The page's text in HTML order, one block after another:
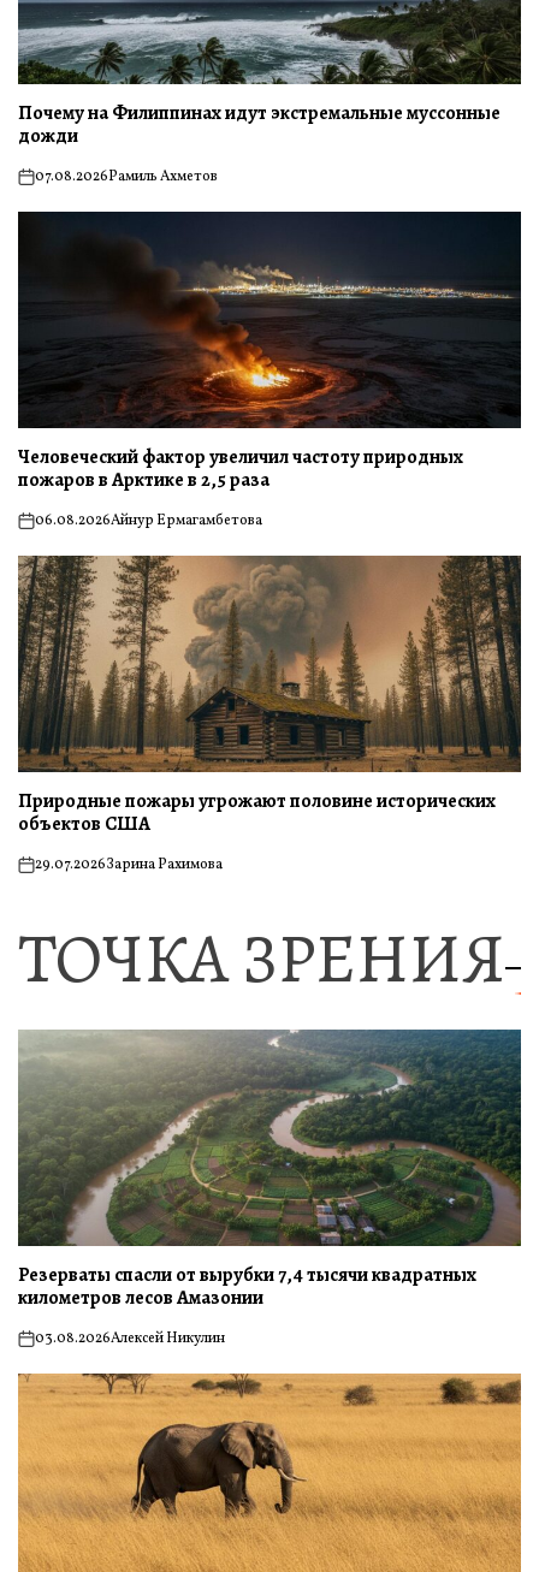
Почему на Филиппинах идут экстремальные муссонные
дожди
on07.08.2026Рамиль Ахметов
Человеческий фактор увеличил частоту природных
пожаров в Арктике в 2,5 раза
on06.08.2026Айнур Ермагамбетова
Природные пожары угрожают половине исторических
объектов США
on29.07.2026Зарина Рахимова
ТОЧКА ЗРЕНИЯ
Резерваты спасли от вырубки 7,4 тысячи квадратных
километров лесов Амазонии
on03.08.2026Алексей Никулин